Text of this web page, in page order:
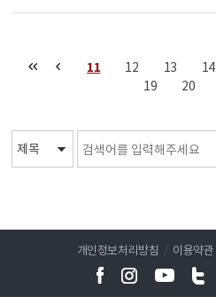
11 12 13 14
19
20
개인정보처리방침 / 이용약관